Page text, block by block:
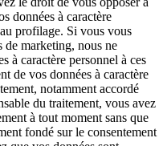
données à caractère
profilage. Si vous vous
de marketing, nous ne
à caractère personnel à ces
de vos données à caractère
notamment accordé
du traitement, vous avez
à tout moment sans que
fondé sur le consentement